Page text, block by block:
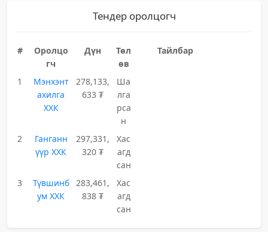
Тендер оролцогч
#
Оролцо
гч
Дүн
Төл
өв
Тайлбар
1
Мэнхэнт
ахилга
ХХК
278,133,
633 ₮
Ша
лга
рса
н
2
Ганганн
үүр ХХК
297,331,
320 ₮
Хас
агд
сан
3
Түвшинб
ум ХХК
283,461,
838 ₮
Хас
агд
сан